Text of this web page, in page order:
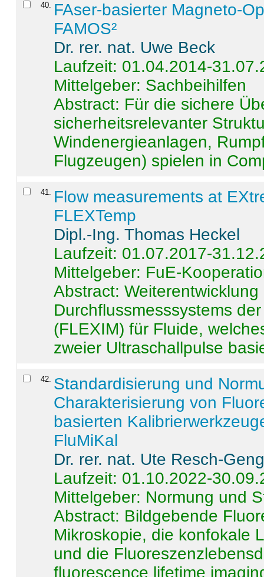
40. FAser-basierter Magneto-
FAMOS²
Dr. rer. nat. Uwe Beck
Laufzeit: 01.04.2014-
Mittelgeber: Sachbeihilfen
Abstract: Für die sichere
sicherheitsrelevanter
Windenergieanlagen,
Flugzeugen) spielen in
41. Flow measurements at
FLEXTemp
Dipl.-Ing. Thomas Heckel
Laufzeit: 01.07.2017-
Mittelgeber: FuE-
Abstract:
Durchflussmesssystems
(FLEXIM) für Fluide,
zweier Ultraschallpulse
42. Standardisierung und
Charakterisierung von
basierten
FluMiKal
Dr. rer. nat. Ute Resch-
Laufzeit: 01.10.2022-
Mittelgeber: Normung und
Abstract: Bildgebende
Mikroskopie, die konfokale
und die
fluorescence lifetime